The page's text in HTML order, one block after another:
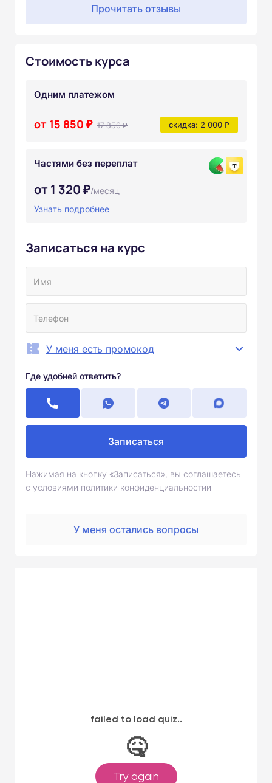
Прочитать отзывы
Стоимость курса
Одним платежом
от 15 850 ₽ 17 850 ₽ скидка: 2 000 ₽
Частями без переплат
от 1 320 ₽/месяц
Узнать подробнее
Записаться на курс
У меня есть промокод
Где удобней ответить?
Записаться
Нажимая на кнопку «Записаться», вы соглашаетесь
с условиями политики конфиденциальностии
У меня остались вопросы